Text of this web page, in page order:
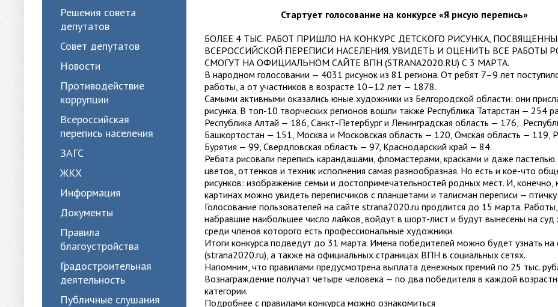
Решения совета
депутатов
Совет депутатов
Новости
Противодействие
коррупции
Всероссийская
перепись населения
ЗАГС
ЖКХ
Информация
Документы
Правила
благоустройства
Градостроительная
деятельность
Публичные слушания
Стартует голосование на конкурсе «Я рисую перепись»
БОЛЕЕ 4 ТЫС. РАБОТ ПРИШЛО НА КОНКУРС ДЕТСКОГО РИСУНКА,
ВСЕРОССИЙСКОЙ ПЕРЕПИСИ НАСЕЛЕНИЯ. УВИДЕТЬ И ОЦЕНИТЬ ВСЕ РАБОТЫ
СМОГУТ НА ОФИЦИАЛЬНОМ САЙТЕ ВПН (STRANA2020.RU) С 3 МАРТА.
В народном голосовании — 4031 рисунок из 81 региона. От ребят 7–9 лет
работы, а от участников в возрасте 10–12 лет — 1878.
Самыми активными оказались юные художники из Белгородской области: они
рисунка. В топ-10 творческих регионов вошли также Республика Татарстан — 254
Республика Алтай — 186, Санкт-Петербург и Ленинградская область — 176,
Башкортостан — 151, Москва и Московская область — 120, Омская область — 119,
Бурятия — 99, Свердловская область — 97, Краснодарский край — 84.
Ребята рисовали перепись карандашами, фломастерами, красками и даже
цветов, оттенков и техник исполнения самая разнообразная. Но есть и кое-что
рисунков: изображение семьи и достопримечательностей родных мест. И, конечно,
картинах можно увидеть переписчиков с планшетами и талисман переписи —
Голосование пользователей на сайте strana2020.ru продлится до 15 марта. Работы,
набравшие наибольшее число лайков, войдут в шорт-лист и будут вынесены на
среди членов которого есть профессиональные художники.
Итоги конкурса подведут до 31 марта. Имена победителей можно будет узнать
(strana2020.ru), а также на официальных страницах ВПН в социальных сетях.
Напомним, что правилами предусмотрена выплата денежных премий по 25 тыс.
Вознаграждение получат четыре человека — по два победителя в каждой
категории.
Подробнее с правилами конкурса можно ознакомиться